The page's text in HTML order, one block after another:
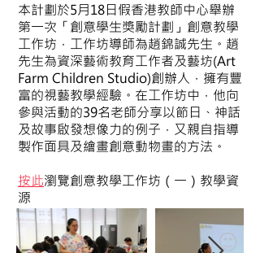
本計劃於5月18日假香港教師中心舉辦
第一次「創意學生獎勵計劃」創意教學
工作坊，工作坊導師為趙錦誠先生。趙
先生為資深藝術教育工作者及藝坊(Art
Farm Children Studio)創辦人，擁有豐
富的視藝教學經驗。在工作坊中，他向
參與活動的39名老師分享以節日、神話
及故事啟發想像力的例子，又親自指導
製作面具及繪畫創意動物畫的方法。
​按此瀏覽創意教學工作坊（一）教學資
源